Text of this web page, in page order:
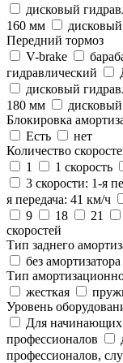
дисковый
160 мм
Передний тормоз
V-brake
гидравлический
дисковый
180 мм
Блокировка
Есть
нет
Количество
1
1 скорость
3 скорости: 1-я
я передача: 41 км/ч
9
18 21
скоростей
Тип заднего
без амортизатора
Тип
жесткая
Уровень
Для начинающих
профессионалов
профессионалов,